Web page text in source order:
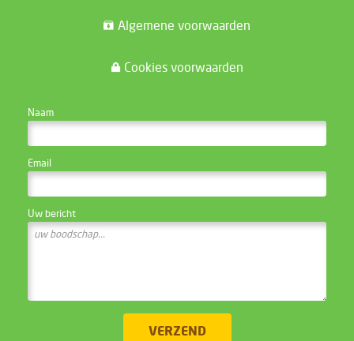
Algemene voorwaarden
Cookies voorwaarden
Naam
Email
Uw bericht
VERZEND